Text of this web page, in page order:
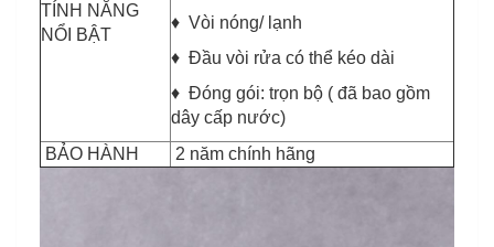
TÍNH NĂNG
NỔI BẬT
♦ Vòi nóng/ lạnh
♦ Đầu vòi rửa có thể kéo dài
♦ Đóng gói: trọn bộ ( đã bao gồm
dây cấp nước)
BẢO HÀNH
2 năm chính hãng